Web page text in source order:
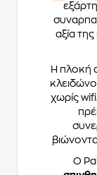
αξία
Η πλοκή
χωρίς
Ο